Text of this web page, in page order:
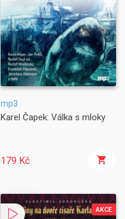
mp3
Karel Čapek: Válka s mloky
179 Kč
AKCE